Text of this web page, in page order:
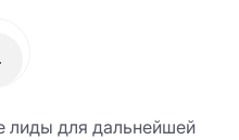
лиды для дальнейшей